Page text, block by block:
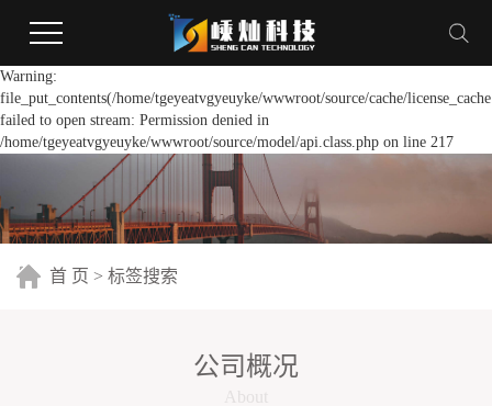
Warning:
file_put_contents(/home/tgeyeatvgyeuyke/wwwroot/source/cache/
failed to open stream: Permission denied in
/home/tgeyeatvgyeuyke/wwwroot/source/model/api.class.php on line 217
首 页 > 标签搜索
公司概况